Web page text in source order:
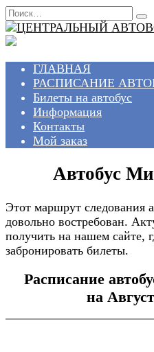
Перейти
к
содержанию
Search
for:
ГЛАВНАЯ
РАСПИСАНИЕ
Билеты на автобус
Информация
Контакты
Мой заказ
Автобус
Этот маршрут
довольно востребован.
получить на нашем сайте,
забронировать билеты.
Расписание
на